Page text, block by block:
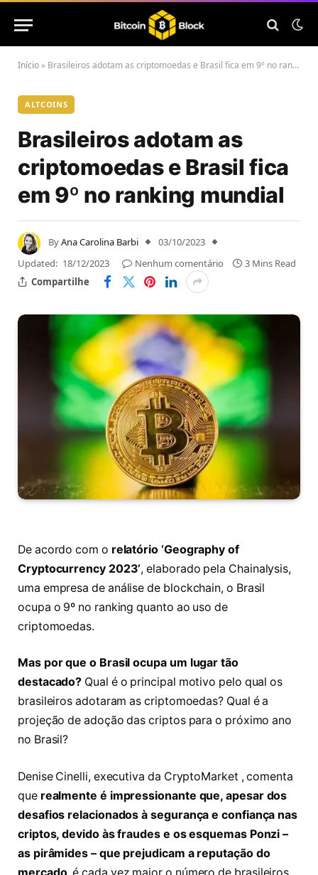
Início » Brasileiros adotam as criptomoedas e Brasil fica em 9º no ranking mundial
ALTCOINS
Brasileiros adotam as
criptomoedas e Brasil fica
em 9º no ranking mundial
ByAna Carolina Barbi
03/10/2023
Updated: 18/12/2023 Nenhum comentário
3 Mins Read
Compartilhe
De acordo com o relatório ‘Geography of
Cryptocurrency 2023’, elaborado pela Chainalysis,
uma empresa de análise de blockchain, o Brasil
ocupa o 9º no ranking quanto ao uso de
criptomoedas.
Mas por que o Brasil ocupa um lugar tão
destacado? Qual é o principal motivo pelo qual os
brasileiros adotaram as criptomoedas? Qual é a
projeção de adoção das criptos para o próximo ano
no Brasil?
Denise Cinelli, executiva da CryptoMarket , comenta
que realmente é impressionante que, apesar dos
desafios relacionados à segurança e confiança nas
criptos, devido às fraudes e os esquemas Ponzi –
as pirâmides – que prejudicam a reputação do